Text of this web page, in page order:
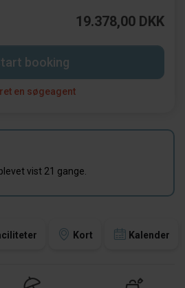
Kort Kalender
19.378,00 DKK
booking
en søgeagent
vist 21 gange.